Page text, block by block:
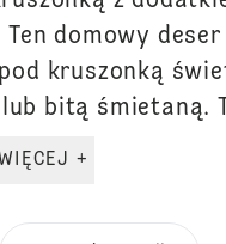
Ten domowy
kruszonką
bitą śmietaną.
POKAŻ WIĘCEJ +